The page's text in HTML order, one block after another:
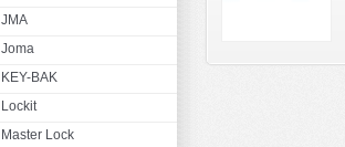
JMA
Joma
KEY-BAK
Lockit
Master Lock